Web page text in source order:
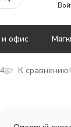
офис
К сравнению